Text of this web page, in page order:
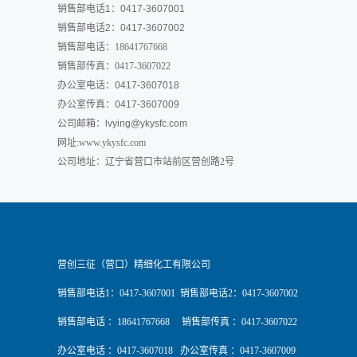
销售部电话1：0417-3607001
销售部电话2：0417-3607002
销售部电话：18641767668
销售部传真：0417-3607022
办公室电话：0417-3607018
办公室传真：0417-3607009
公司邮箱：
lvying@ykysfc.com
网址:www.ykysfc.com
公司地址：辽宁省营口市站前区营创路2号
营创三征（营口）精细化工有限公司
销售部电话1：0417-3607001 销售部电话2：0417-3607002
销售部电话 ：18641767668 销售部传真 ：0417-3607022
办公室电话 ：0417-3607018 办公室传真 ：0417-3607009